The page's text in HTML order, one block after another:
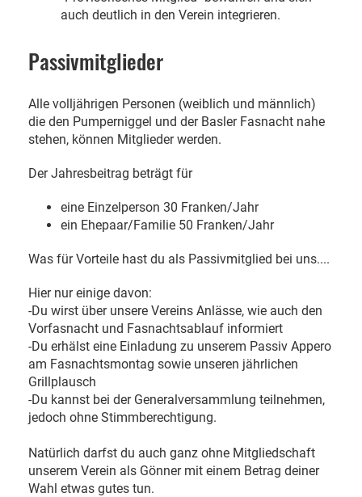
auch deutlich in den Verein integrieren.
Passivmitglieder
Alle volljährigen Personen (weiblich und männlich)
die den Pumperniggel und der Basler Fasnacht nahe
stehen, können Mitglieder werden.
Der Jahresbeitrag beträgt für
eine Einzelperson 30 Franken/Jahr
ein Ehepaar/Familie 50 Franken/Jahr
Was für Vorteile hast du als Passivmitglied bei uns....
Hier nur einige davon:
-Du wirst über unsere Vereins Anlässe, wie auch den
Vorfasnacht und Fasnachtsablauf informiert
-Du erhälst eine Einladung zu unserem Passiv Appero
am Fasnachtsmontag sowie unseren jährlichen
Grillplausch
-Du kannst bei der Generalversammlung teilnehmen,
jedoch ohne Stimmberechtigung.
Natürlich darfst du auch ganz ohne Mitgliedschaft
unserem Verein als Gönner mit einem Betrag deiner
Wahl etwas gutes tun.